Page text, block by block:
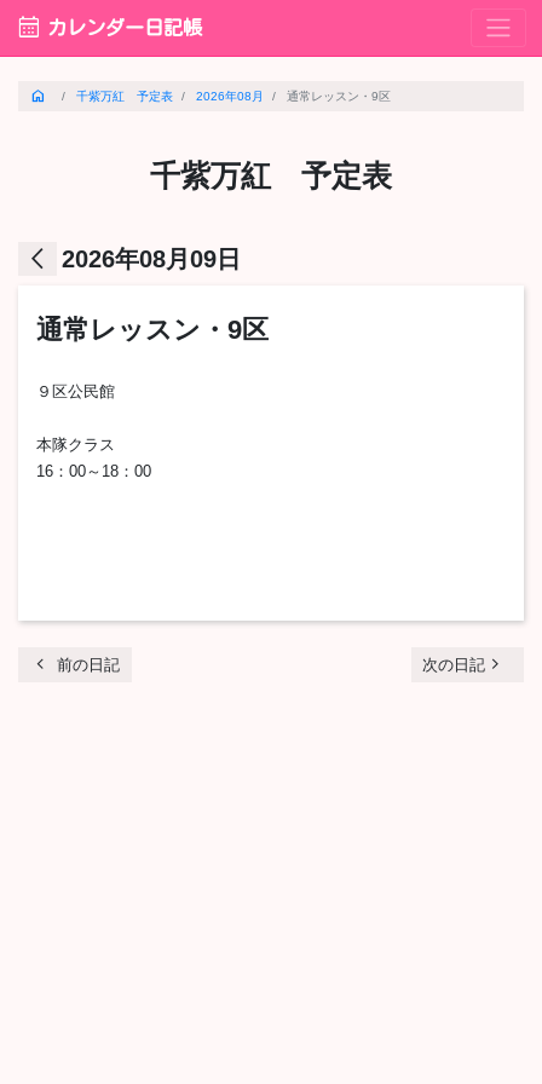
calendar_month カレンダー日記帳
home 千紫万紅 予定表 2026年08月 通常レッスン・9区
千紫万紅 予定表
arrow_back_ios 2026年08月09日
通常レッスン・9区
９区公民館
本隊クラス
16：00～18：00
chevron_left 前の日記 次の日記 navigate_next